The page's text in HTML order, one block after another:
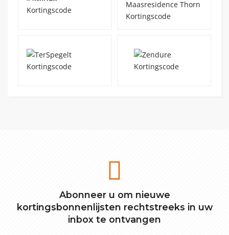
Abonneer u om nieuwe
kortingsbonnenlijsten rechtstreeks in uw
inbox te ontvangen